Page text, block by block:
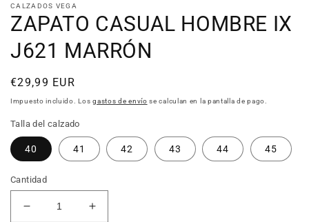
una
ventana
modal
CALZADOS VEGA
ZAPATO CASUAL HOMBRE IX
J621 MARRÓN
Precio
habitual
€29,99 EUR
Impuesto incluido. Losgastos de envío se calculan en la pantalla de pago.
Talla del calzado
40 41 42 43 44 45
Cantidad
Reducir
Aumentar